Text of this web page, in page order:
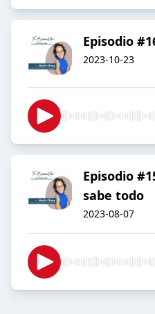
Episodio
2023-10-23
Episodio
sabe todo
2023-08-07